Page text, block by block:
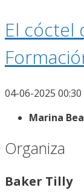
El cóctel
04-06-2025 00:30
Marina
Organiza
Baker Tilly